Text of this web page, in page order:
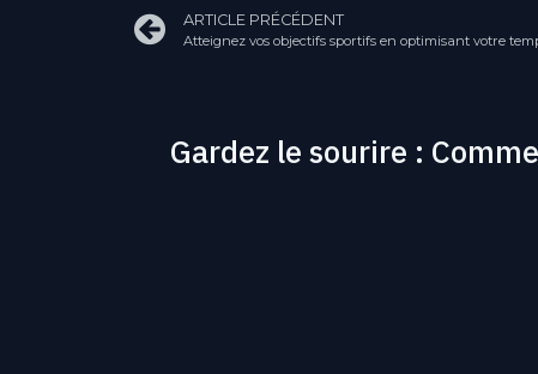
ARTICLE PRÉCÉDENT
Atteignez vos objectifs sportifs en optimisant votre
Gardez le sourire :